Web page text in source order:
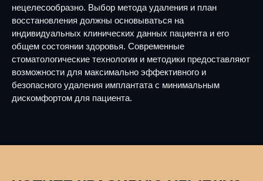
нецелесообразно. Выбор метода удаления и план
восстановления должны основываться на
индивидуальных клинических данных пациента и его
общем состоянии здоровья. Современные
стоматологические технологии и методики предоставляют
возможности для максимально эффективного и
безопасного удаления имплантата с минимальным
дискомфортом для пациента.